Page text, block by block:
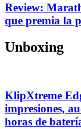
Review:
que premia la
Unboxing
KlipXtreme
impresiones,
horas de